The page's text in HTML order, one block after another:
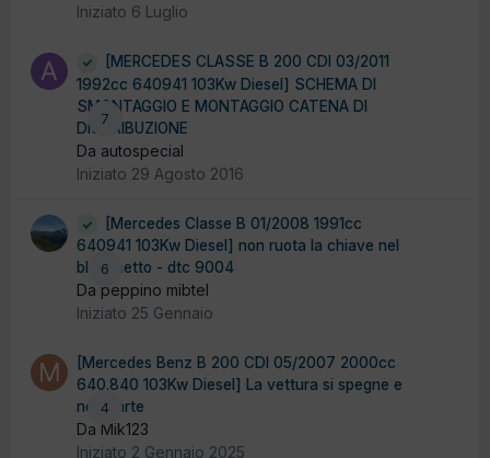
Iniziato 6 Luglio
7
[MERCEDES CLASSE B 200 CDI 03/2011
1992cc 640941 103Kw Diesel] SCHEMA DI
SMONTAGGIO E MONTAGGIO CATENA DI
DISTRIBUZIONE
Da autospecial
Iniziato 29 Agosto 2016
6
[Mercedes Classe B 01/2008 1991cc
640941 103Kw Diesel] non ruota la chiave nel
blocchetto - dtc 9004
Da peppino mibtel
Iniziato 25 Gennaio
4
[Mercedes Benz B 200 CDI 05/2007 2000cc
640.840 103Kw Diesel] La vettura si spegne e
non parte
Da Mik123
Iniziato 2 Gennaio 2025